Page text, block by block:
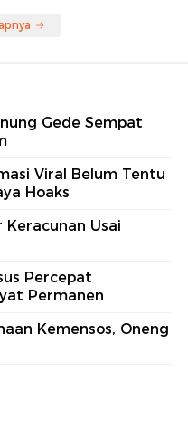
Gede Sempat
Viral Belum Tentu
Hoaks
Keracunan Usai
Percepat
Permanen
Kemensos, Oneng